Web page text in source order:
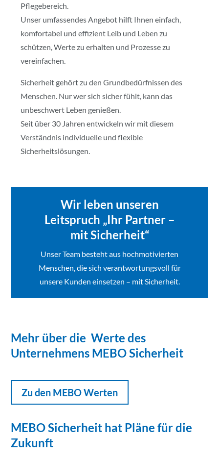
Pflegebereich.
Unser umfassendes Angebot hilft Ihnen einfach,
komfortabel und effizient Leib und Leben zu
schützen, Werte zu erhalten und Prozesse zu
vereinfachen.
Sicherheit gehört zu den Grundbedürfnissen des
Menschen. Nur wer sich sicher fühlt, kann das
unbeschwert Leben genießen.
Seit über 30 Jahren entwickeln wir mit diesem
Verständnis individuelle und flexible
Sicherheitslösungen.
Wir leben unseren
Leitspruch „Ihr Partner –
mit Sicherheit“
Unser Team besteht aus hochmotivierten
Menschen, die sich verantwortungsvoll für
unsere Kunden einsetzen – mit Sicherheit.
Mehr über die Werte des
Unternehmens MEBO Sicherheit
Zu den MEBO Werten
MEBO Sicherheit hat Pläne für die
Zukunft